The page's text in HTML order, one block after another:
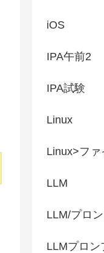
iOS
IPA午前2
IPA試験
Linux
Linux>ファ
LLM
LLM/プロ
LLMプロン